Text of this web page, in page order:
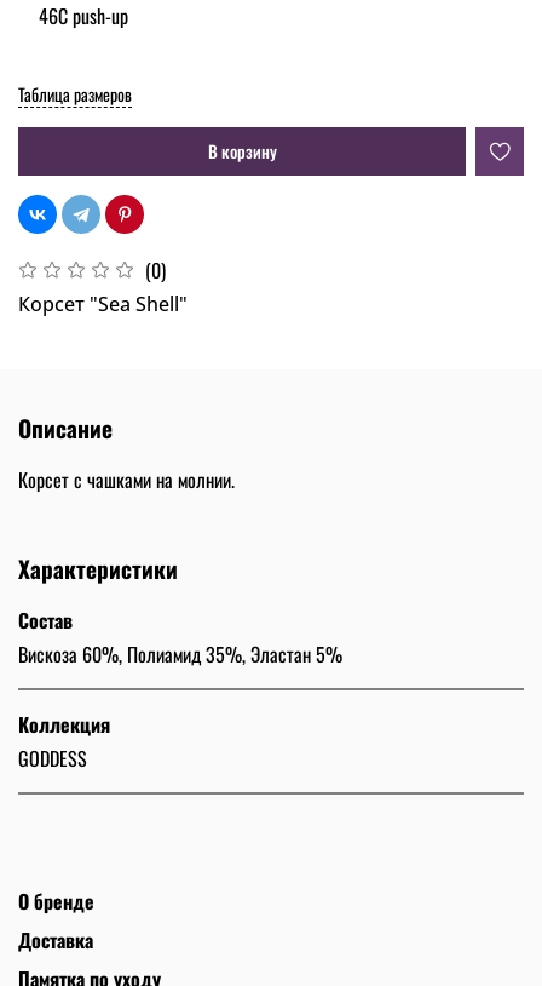
Корсет "Sea Shell"
(0)
Таблица размеров
В корзину
46C push-up
Описание
Корсет с чашками на молнии.
Характеристики
Состав
Вискоза 60%, Полиамид 35%, Эластан 5%
Коллекция
GODDESS
О бренде
Доставка
Памятка по уходу